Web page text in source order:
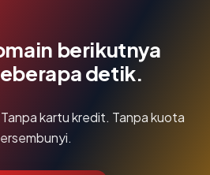
berikutnya
detik.
kartu kredit. Tanpa kuota